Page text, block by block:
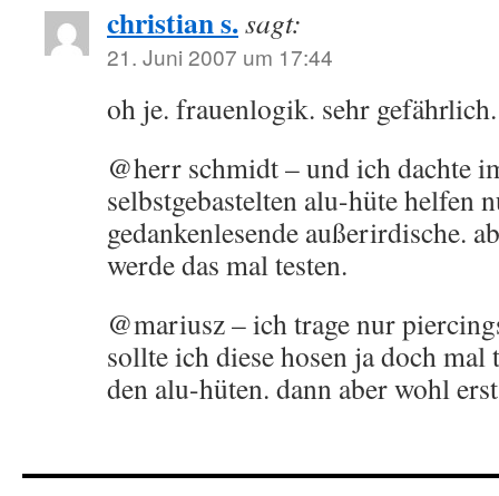
christian s.sagt:
21. Juni 2007 um 17:44
oh je. frauenlogik. sehr
@herr schmidt – und ich dachte
selbstgebastelten alu-hüte helfen
gedankenlesende außerirdische.
werde das mal testen.
@mariusz – ich trage nur
sollte ich diese hosen ja doch mal
den alu-hüten. dann aber wohl